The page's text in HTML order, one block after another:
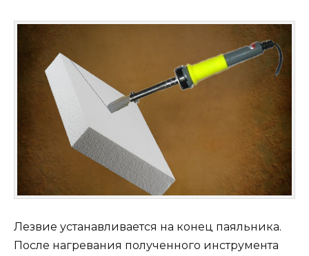
Лезвие устанавливается на конец паяльника.
После нагревания полученного инструмента